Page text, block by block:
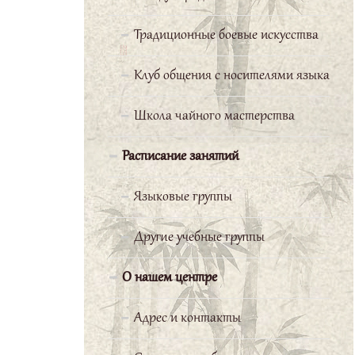
Традиционные боевые искусства
Клуб общения с носителями языка
Школа чайного мастерства
Расписание занятий
Языковые группы
Другие учебные группы
О нашем центре
Адрес и контакты
Конфуция» РГППУ за
предоставление прекрасной
возможности начать изучение
китайского языка. Я желаю всем
не сбавлять набранного темпа!
Строшков Валерий
Хотел бы
отметить
высокую
организацию учебного процесса:
прекрасные учителя, богатый
учебный материал,
замечательные условия